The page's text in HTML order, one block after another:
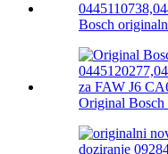
Bosch
Original Bosch